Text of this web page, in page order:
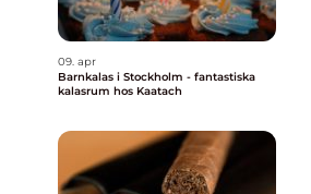
09. apr
Barnkalas i Stockholm - fantastiska
kalasrum hos Kaatach